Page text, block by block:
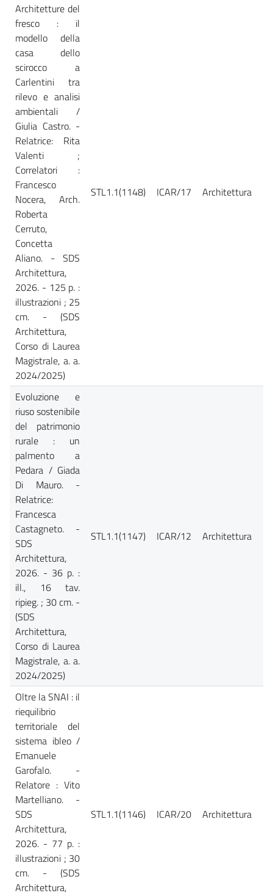
Architetture del
fresco : il
modello della
casa dello
scirocco a
Carlentini tra
rilevo e analisi
ambientali /
Giulia Castro. -
Relatrice: Rita
Valenti ;
Correlatori :
Francesco
Nocera, Arch.
Roberta
Cerruto,
Concetta
Aliano. - SDS
Architettura,
2026. - 125 p. :
illustrazioni ; 25
cm. - (SDS
Architettura,
Corso di Laurea
Magistrale, a. a.
2024/2025)
STL1.1(1148) ICAR/17 Architettura
Evoluzione e
riuso sostenibile
del patrimonio
rurale : un
palmento a
Pedara / Giada
Di Mauro. -
Relatrice:
Francesca
Castagneto. -
SDS
Architettura,
2026. - 36 p. :
ill., 16 tav.
ripieg. ; 30 cm. -
(SDS
Architettura,
Corso di Laurea
Magistrale, a. a.
2024/2025)
STL1.1(1147) ICAR/12 Architettura
Oltre la SNAI : il
riequilibrio
territoriale del
sistema ibleo /
Emanuele
Garofalo. -
Relatore : Vito
Martelliano. -
SDS
Architettura,
2026. - 77 p. :
illustrazioni ; 30
cm. - (SDS
Architettura,
STL1.1(1146) ICAR/20 Architettura